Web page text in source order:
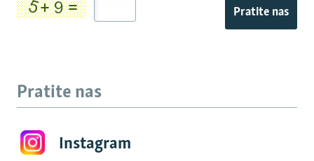
Pratite nas
Pratite nas
Instagram